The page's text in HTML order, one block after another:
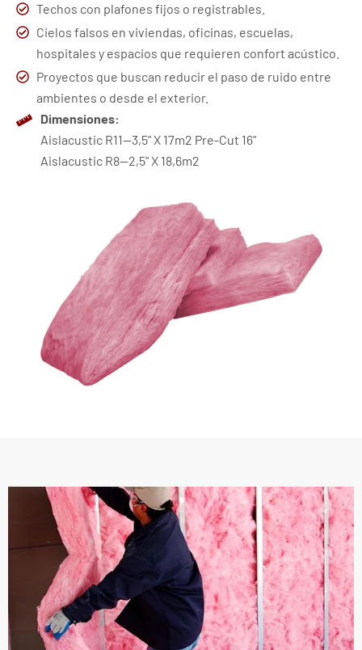
Techos con plafones fijos o registrables.
Cielos falsos en viviendas, oficinas, escuelas,
hospitales y espacios que requieren confort acústico.
Proyectos que buscan reducir el paso de ruido entre
ambientes o desde el exterior.
Dimensiones:
Aislacustic R11--3,5" X 17m2 Pre-Cut 16"
Aislacustic R8--2,5" X 18,6m2